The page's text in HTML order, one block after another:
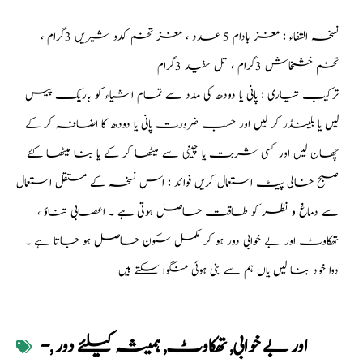
نسخہ الشفاء : مغز بادام 5 عدد ، مغز تخم کدو شیریں 3گرام ،
تخم خشخاش 3گرام ، تل سفید 3گرام
ترکیب تیاری : پانی یا دودھ کی مدد سے تمام اشیاء کو باریک پیس
لیں یا بلینڈر کر لیں اور حسب ضرورت پانی یا دودھ کا اضافہ کر کے
چھان لیں اور کسی شربت یا چینی سے میٹھا کر کے یا بنا میٹھا کئے
صبح خالی پیٹ استعمال کریں فوائد : اس نسخہ کے مستقل استعمال
سے دماغ و نظر کو طاقت حاصل ہوتی ہے ۔ اعصابی تناؤ ،
تھکاوٹ اور بے خوابی دور ہو کر مکمل سکون حاصل ہو جاتا ہے ۔
دوا خود بنا لیں یاں ہم سے بنی ہوئی منگوا سکتے ہیں
-, اور بے خوابی,تھکاوٹ,ہمیشہ کیلئے دور